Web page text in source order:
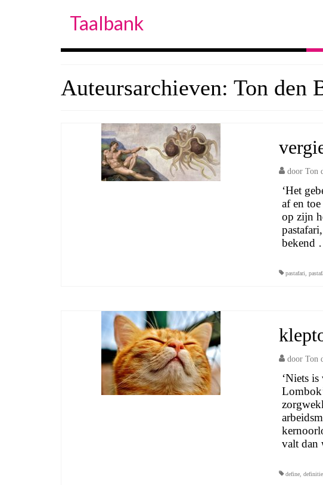
Taalbank
Auteursarchieven: Ton den
door Ton
‘Het
af en
op zijn
bekend
pastafari
door Ton
‘Niets
valt dan
define, definitie,